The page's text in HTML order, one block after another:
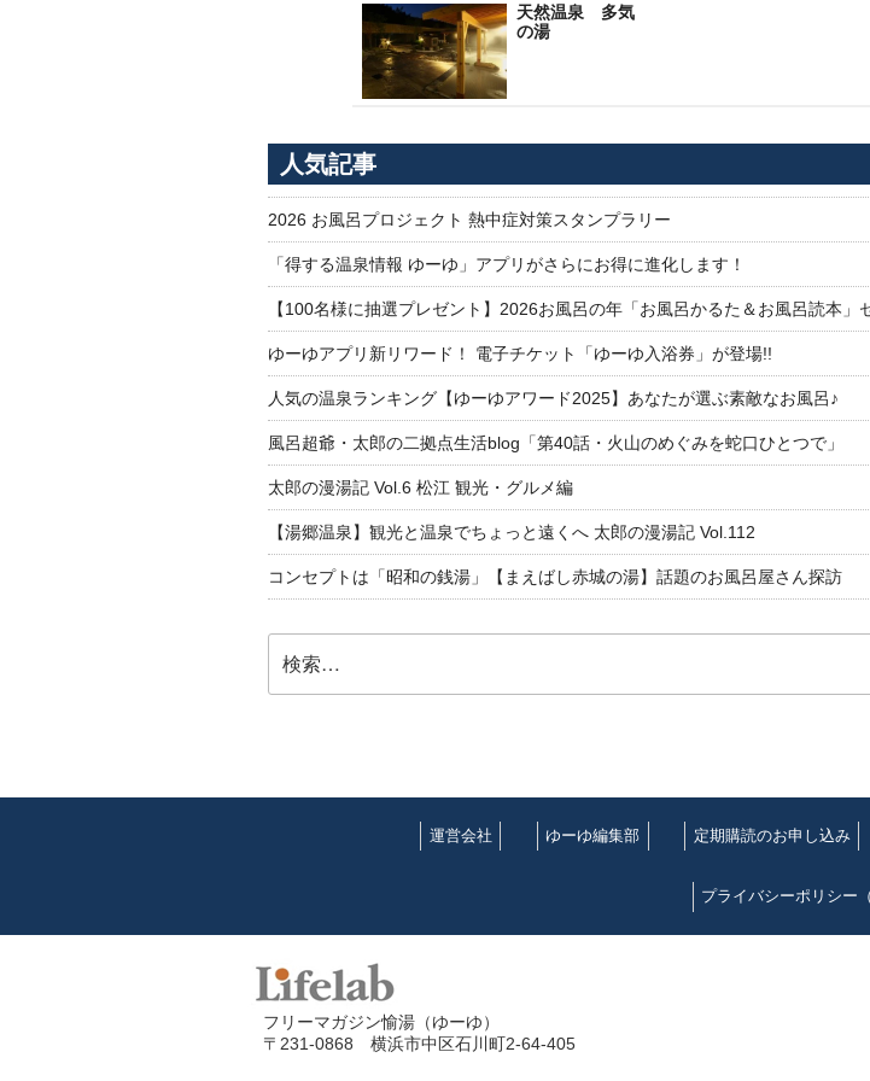
天然温泉 多気
の湯
人気記事
2026 お風呂プロジェクト 熱中症対策スタンプラリー
「得する温泉情報 ゆーゆ」アプリがさらにお得に進化します！
【100名様に抽選プレゼント】2026お風呂の年「お風呂かるた＆お風呂読本」
ゆーゆアプリ新リワード！ 電子チケット「ゆーゆ入浴券」が登場!!
人気の温泉ランキング【ゆーゆアワード2025】あなたが選ぶ素敵なお風呂♪
風呂超爺・太郎の二拠点生活blog「第40話・火山のめぐみを蛇口ひとつで」
太郎の漫湯記 Vol.6 松江 観光・グルメ編
【湯郷温泉】観光と温泉でちょっと遠くへ 太郎の漫湯記 Vol.112
コンセプトは「昭和の銭湯」【まえばし赤城の湯】話題のお風呂屋さん探訪
索:
運営会社 ゆーゆ編集部 定期購読のお申し込み
プライバシーポリシー
フリーマガジン愉湯（ゆーゆ）
〒231-0868 横浜市中区石川町2-64-405